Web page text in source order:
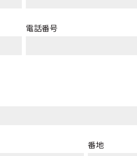
電話番号
番地